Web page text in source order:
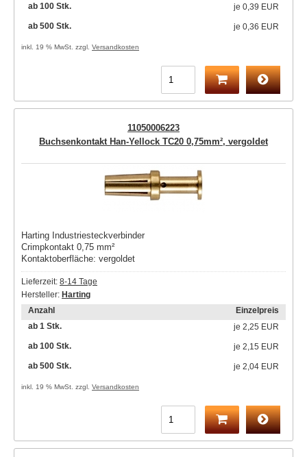
ab 100 Stk.
je 0,39 EUR
ab 500 Stk.
je 0,36 EUR
inkl. 19 % MwSt. zzgl. Versandkosten
11050006223
Buchsenkontakt Han-Yellock TC20 0,75mm², vergoldet
Harting Industriesteckverbinder
Crimpkontakt 0,75 mm²
Kontaktoberfläche: vergoldet
Lieferzeit: 8-14 Tage
Hersteller: Harting
Anzahl
Einzelpreis
ab 1 Stk.
je 2,25 EUR
ab 100 Stk.
je 2,15 EUR
ab 500 Stk.
je 2,04 EUR
inkl. 19 % MwSt. zzgl. Versandkosten